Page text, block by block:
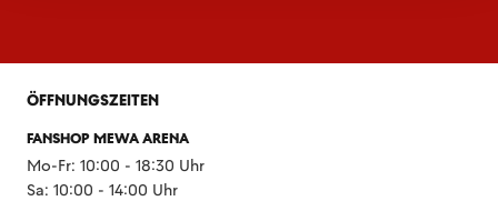
ÖFFNUNGSZEITEN
FANSHOP MEWA ARENA
Mo-Fr: 10:00 - 18:30 Uhr
Sa: 10:00 - 14:00 Uhr